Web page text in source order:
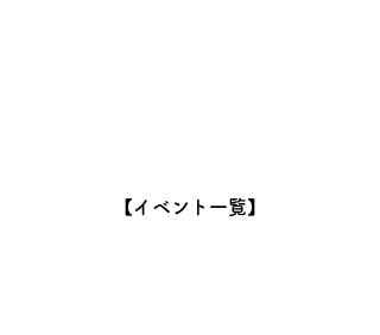
【イベント一覧】